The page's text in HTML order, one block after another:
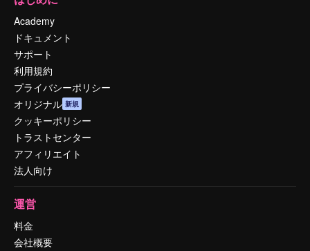
Academy
ドキュメント
サポート
利用規約
プライバシーポリシー
オリジナル 新規
クッキーポリシー
トラストセンター
アフィリエイト
法人向け
運営
料金
会社概要